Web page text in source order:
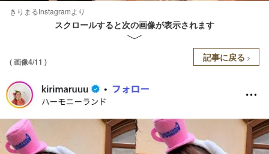
きりまるInstagramより
スクロールすると次の画像が表示されます
( 画像4/11 ) 記事に戻る